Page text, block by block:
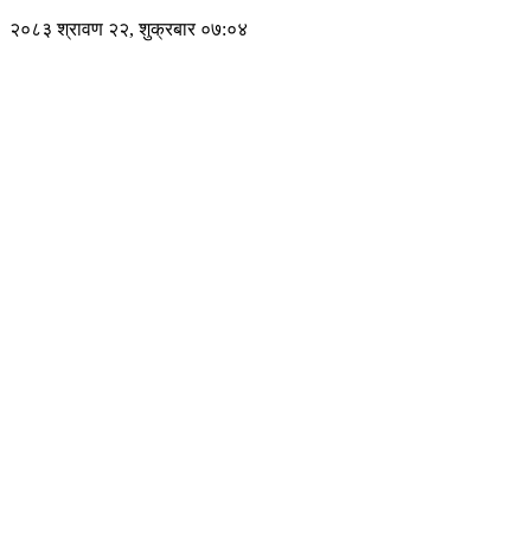
२०८३ श्रावण २२, शुक्रबार ०७:०४